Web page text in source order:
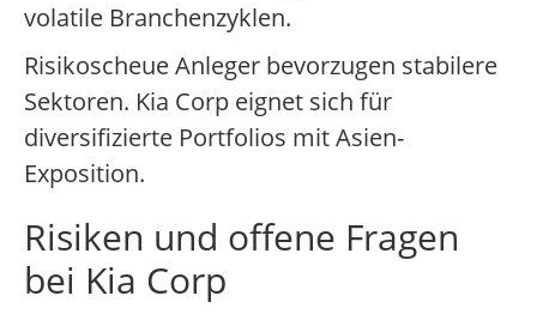
volatile Branchenzyklen.
Risikoscheue Anleger bevorzugen stabilere
Sektoren. Kia Corp eignet sich für
diversifizierte Portfolios mit Asien-
Exposition.
Risiken und offene Fragen
bei Kia Corp